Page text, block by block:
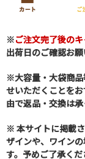
※ご注文完了後の
出荷日のご確認お願
※大容量・大袋商品
せいただくことを
由で返品・交換は承
※ 本サイトに掲載
ザインや、ワイン
す。予めご了承くだ